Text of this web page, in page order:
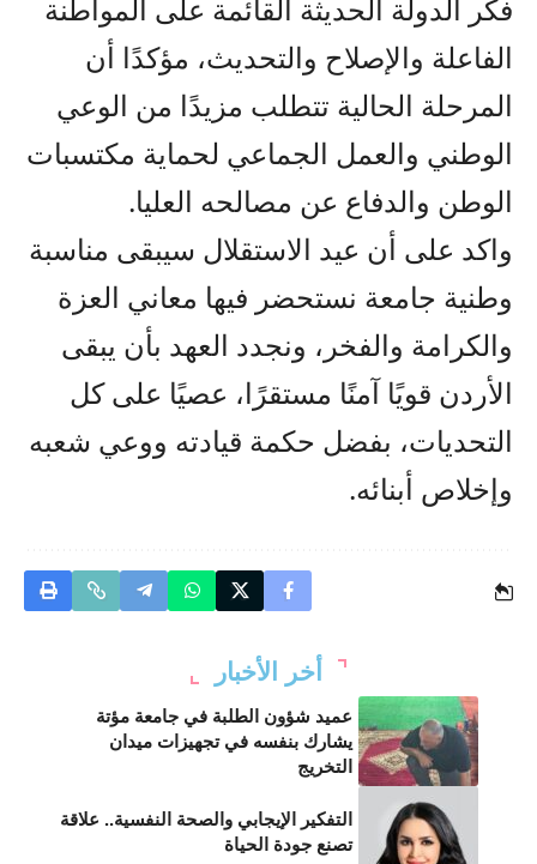
فكر الدولة الحديثة القائمة على المواطنة
الفاعلة والإصلاح والتحديث، مؤكدًا أن
المرحلة الحالية تتطلب مزيدًا من الوعي
الوطني والعمل الجماعي لحماية مكتسبات
الوطن والدفاع عن مصالحه العليا.
واكد على أن عيد الاستقلال سيبقى مناسبة
وطنية جامعة نستحضر فيها معاني العزة
والكرامة والفخر، ونجدد العهد بأن يبقى
الأردن قويًا آمنًا مستقرًا، عصيًا على كل
التحديات، بفضل حكمة قيادته ووعي شعبه
وإخلاص أبنائه.
أخر الأخبار
عميد شؤون الطلبة في جامعة مؤتة
يشارك بنفسه في تجهيزات ميدان
التخريج
التفكير الإيجابي والصحة النفسية.. علاقة
تصنع جودة الحياة